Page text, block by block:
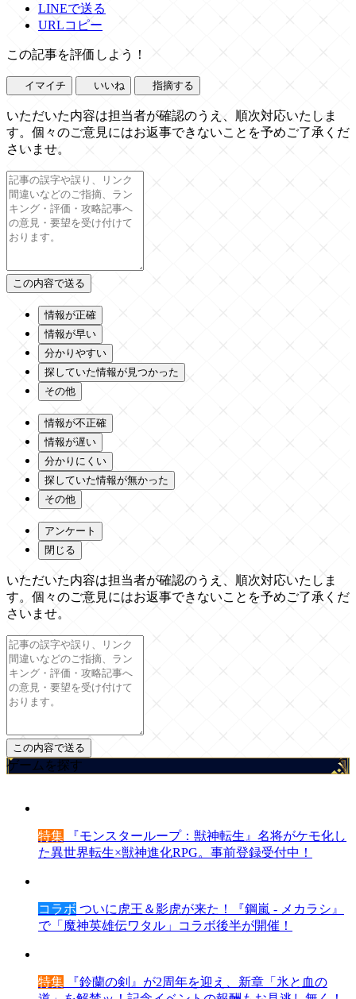
LINEで送る
URLコピー
この記事を評価しよう！
イマイチ いいね 指摘する
いただいた内容は担当者が確認のうえ、順次対応いたしま
す。個々のご意見にはお返事できないことを予めご了承くだ
さいませ。
情報が正確
情報が早い
分かりやすい
探していた情報が見つかった
その他
情報が不正確
情報が遅い
分かりにくい
探していた情報が無かった
その他
アンケート
閉じる
いただいた内容は担当者が確認のうえ、順次対応いたしま
す。個々のご意見にはお返事できないことを予めご了承くだ
さいませ。
ゲームを探す
特集 『モンスターループ：獣神転生』名将がケモ化し
た異世界転生×獣神進化RPG。事前登録受付中！
コラボ ついに虎王＆影虎が来た！『鋼嵐 - メカラシ』
で「魔神英雄伝ワタル」コラボ後半が開催！
特集 『鈴蘭の剣』が2周年を迎え、新章「氷と血の